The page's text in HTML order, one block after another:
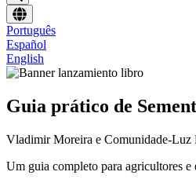
Escolha
um
idioma
Português
Español
English
Guia prático de
Vladimir Moreira e Comunidade-Luz
Um guia completo para agricultores e